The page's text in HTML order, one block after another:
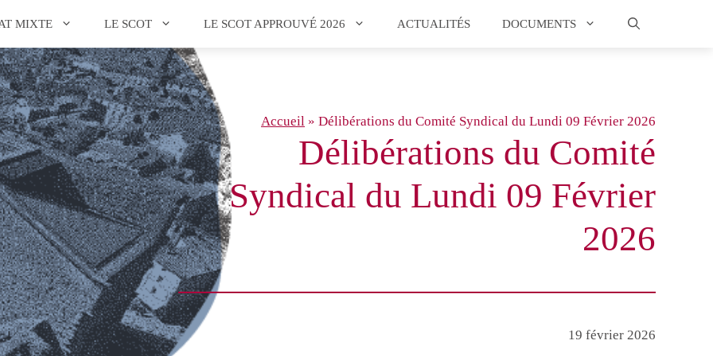
MIXTE LE SCOT LE SCOT APPROUVÉ 2026 ACTUALITÉS DOCUMENTS
Accueil » Délibérations du Comité Syndical du Lundi 09 Février 2026
Délibérations du Comité
Syndical du Lundi 09 Février
2026
19 février 2026